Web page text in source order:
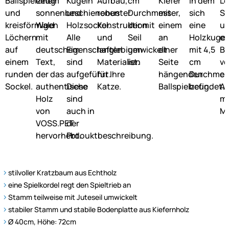
stilvoller Kratzbaum aus Echtholz
eine Spielkordel regt den Spieltrieb an
Stamm teilweise mit Juteseil umwickelt
stabiler Stamm und stabile Bodenplatte aus Kiefernholz
Ø 40cm, Höhe: 72cm